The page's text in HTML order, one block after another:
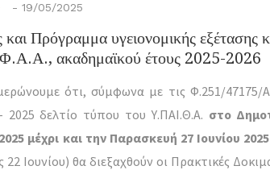
- 19/05/2025
και Πρόγραμμα υγειονομικής εξέτασης
ακαδημαϊκού έτους 2025-2026
ότι, σύμφωνα με τις Φ.251/47175/
δελτίο τύπου του Υ.ΠΑΙ.Θ.Α. στο
μέχρι και την Παρασκευή 27 Ιουνίου
22 Ιουνίου) θα διεξαχθούν οι Πρακτικές